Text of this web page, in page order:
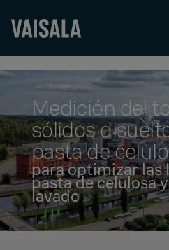
to
contentMedición del
sólidos
pasta de
para optimizar las
pasta de celulosa
lavado